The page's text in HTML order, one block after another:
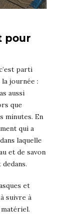
pour
parti
journée :
aussi
que
minutes. En
qui a
laquelle
et de savon
et
suivre à